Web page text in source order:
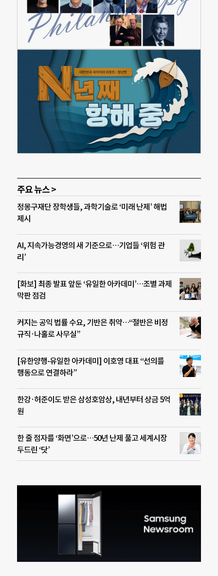
주요 뉴스 >
정몽구재단 장학생들, 과학기술로 ‘미래 난제’ 해법
제시
AI, 지속가능경영의 새 기준으로…기업들 ‘위험 관
리’
[화보] 최종 발표 앞둔 ‘유일한 아카데미’…조별 과제
막판 점검
커지는 공익 법률 수요, 기반은 취약…“절반은 비정
규직·나홀로 사무실”
[유한양행-유일한 아카데미] 이호영 대표 “선의를
행동으로 연결하라”
한강·허준이도 받은 삼성호암상, 내년부터 상금 5억
원
한 줄 점자를 ‘화면’으로…50년 난제 풀고 세계시장
두드린 ‘닷’